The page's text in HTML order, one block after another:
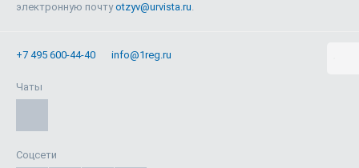
электронную почтуotzyv@urvista.ru.
+7 495 600-44-40 info@1reg.ru
Чаты
Соцсети